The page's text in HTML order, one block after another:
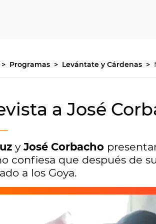
Programas Levántate y Cárdenas
a José
yJosé Corbacho
confiesa que después de
a los Goya.